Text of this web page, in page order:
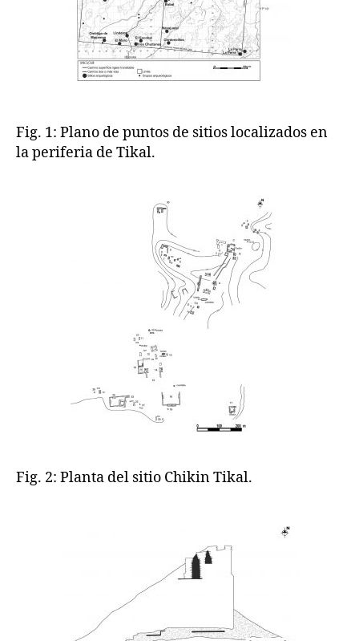
Fig. 1: Plano de puntos de sitios localizados en
la periferia de Tikal.
Fig. 2: Planta del sitio Chikin Tikal.